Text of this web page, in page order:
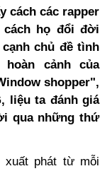
cách các rapper
cách họ đổi đời
chủ đề tình
cảnh của
shopper",
liệu ta đánh giá
qua những thứ
xuất phát từ mỗi